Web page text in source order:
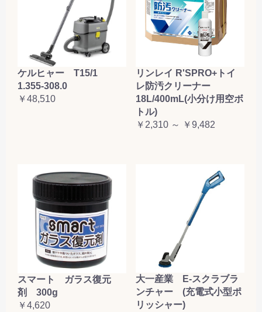
ケルヒャー T15/1
1.355-308.0
￥48,510
リンレイ R'SPRO+トイ
レ防汚クリーナー
18L/400mL(小分け用空ボ
トル)
￥2,310 ～ ￥9,482
スマート ガラス復元
剤 300g
￥4,620
大一産業 E-スクラブラ
ンチャー (充電式小型ポ
リッシャー)